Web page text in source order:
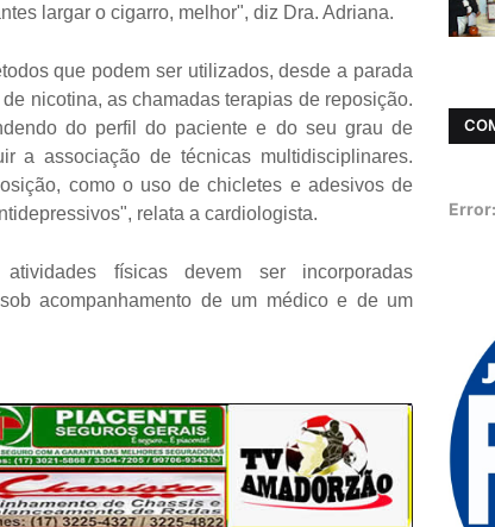
largar o cigarro, melhor", diz Dra. Adriana.
que podem ser utilizados, desde a parada
nicotina, as chamadas terapias de reposição.
do perfil do paciente e do seu grau de
a associação de técnicas multidisciplinares.
como o uso de chicletes e adesivos de
relata a cardiologista.
físicas devem ser incorporadas
acompanhamento de um médico e de um
Error: